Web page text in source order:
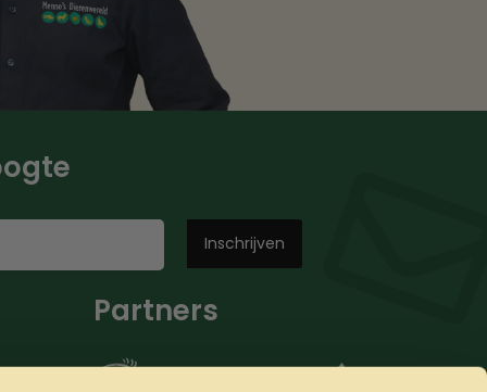
Partners